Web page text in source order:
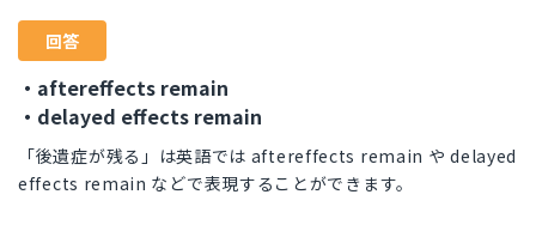
回答
・aftereffects remain
・delayed effects remain
「後遺症が残る」は英語では aftereffects remain や delayed
effects remain などで表現することができます。